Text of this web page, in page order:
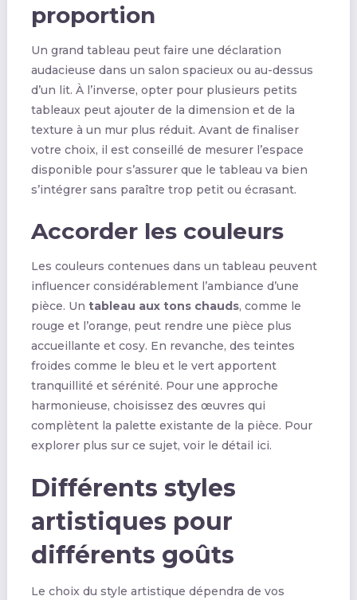
proportion
Un grand tableau peut faire une déclaration
audacieuse dans un salon spacieux ou au-dessus
d’un lit. À l’inverse, opter pour plusieurs petits
tableaux peut ajouter de la dimension et de la
texture à un mur plus réduit. Avant de finaliser
votre choix, il est conseillé de mesurer l’espace
disponible pour s’assurer que le tableau va bien
s’intégrer sans paraître trop petit ou écrasant.
Accorder les couleurs
Les couleurs contenues dans un tableau peuvent
influencer considérablement l’ambiance d’une
pièce. Un tableau aux tons chauds, comme le
rouge et l’orange, peut rendre une pièce plus
accueillante et cosy. En revanche, des teintes
froides comme le bleu et le vert apportent
tranquillité et sérénité. Pour une approche
harmonieuse, choisissez des œuvres qui
complètent la palette existante de la pièce. Pour
explorer plus sur ce sujet, voir le détail ici.
Différents styles
artistiques pour
différents goûts
Le choix du style artistique dépendra de vos